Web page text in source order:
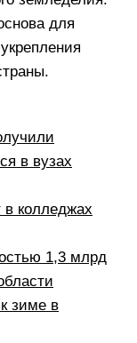
для
в вузах
колледжах
1,3 млрд
зиме в